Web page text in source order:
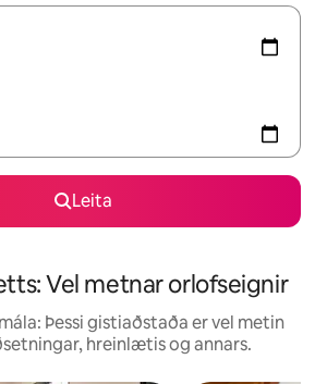
Leita
Vel metnar orlofseignir
Þessi gistiaðstaða er vel metin
hreinlætis og annars.